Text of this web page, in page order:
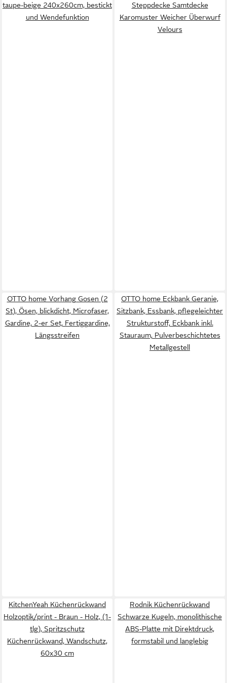
taupe-beige 240x260cm, bestickt
und Wendefunktion
Steppdecke Samtdecke
Karomuster Weicher Überwurf
Velours
OTTO home Vorhang Gosen (2
St), Ösen, blickdicht, Microfaser,
Gardine, 2-er Set, Fertiggardine,
Längsstreifen
OTTO home Eckbank Geranie,
Sitzbank, Essbank, pflegeleichter
Strukturstoff, Eckbank inkl.
Stauraum, Pulverbeschichtetes
Metallgestell
KitchenYeah Küchenrückwand
Holzoptik/print - Braun - Holz, (1-
tlg), Spritzschutz
Küchenrückwand, Wandschutz,
60x30 cm
Rodnik Küchenrückwand
Schwarze Kugeln, monolithische
ABS-Platte mit Direktdruck,
formstabil und langlebig